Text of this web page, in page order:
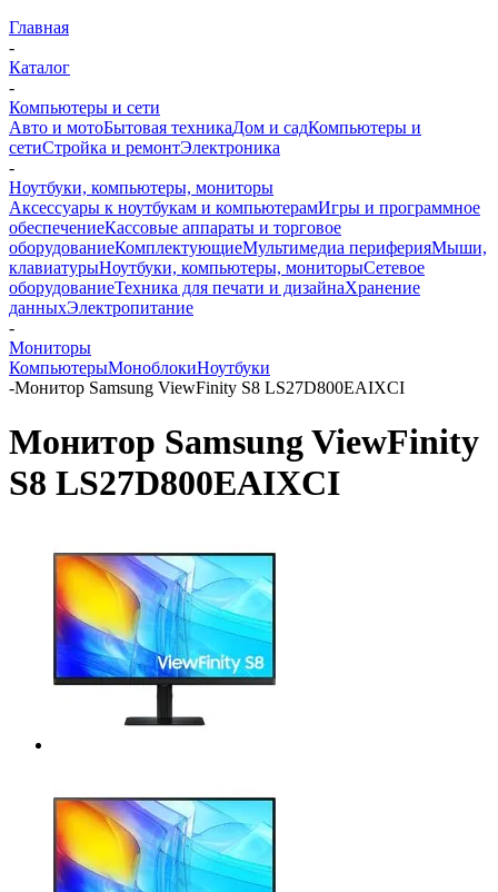
Главная
-
Каталог
-
Компьютеры и сети
Авто и мотоБытовая техникаДом и садКомпьютеры и
сетиСтройка и ремонтЭлектроника
-
Ноутбуки, компьютеры, мониторы
Аксессуары к ноутбукам и компьютерамИгры и программное
обеспечениеКассовые аппараты и торговое
оборудованиеКомплектующиеМультимедиа периферияМыши,
клавиатурыНоутбуки, компьютеры, мониторыСетевое
оборудованиеТехника для печати и дизайнаХранение
данныхЭлектропитание
-
Мониторы
КомпьютерыМоноблокиНоутбуки
-Монитор Samsung ViewFinity S8 LS27D800EAIXCI
Монитор Samsung ViewFinity
S8 LS27D800EAIXCI